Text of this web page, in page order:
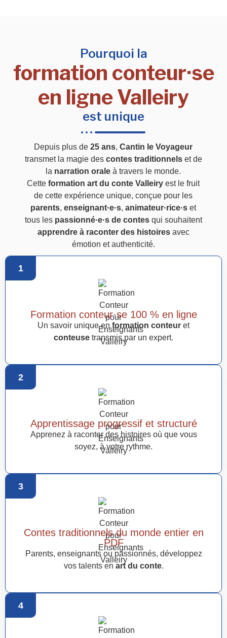
Pourquoi la
formation conteur·se
en ligne Valleiry
est unique
Depuis plus de25 ans,Cantin le Voyageur
transmet la magie des contes traditionnelset de
la narration orale à travers le monde.
Cetteformation art du conte Valleiry est le fruit
de cette expérience unique, conçue pour les
parents,enseignant·e·s,animateur·rice·s et
tous les passionné·e·s de contesqui souhaitent
apprendre à raconter des histoiresavec
émotion et authenticité.
1
Formation conteur·se 100 % en ligne
Un savoir unique en formation conteur et
conteuse transmis par un expert.
2
Apprentissage progressif et structuré
Apprenez à raconter des histoires où que vous
soyez, à votre rythme.
3
Contes traditionnels du monde entier en
PDF
Parents, enseignants ou passionnés, développez
vos talents en art du conte.
4